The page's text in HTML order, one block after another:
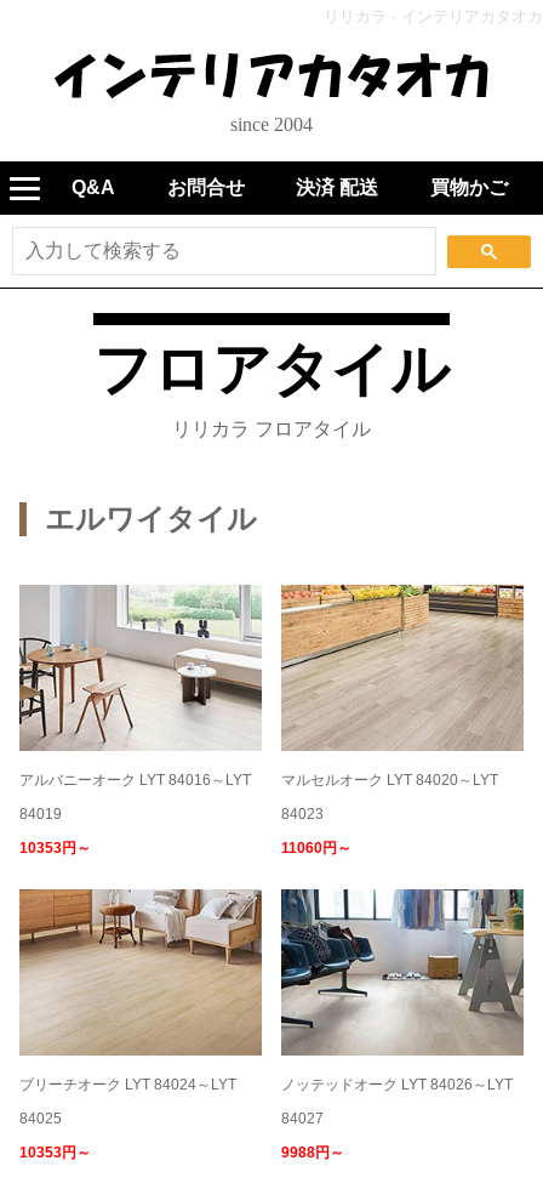
リリカラ - インテリアカタオカ
since 2004
フロアタイル
リリカラ フロアタイル
エルワイタイル
アルバニーオーク LYT 84016～LYT
84019
10353円～
マルセルオーク LYT 84020～LYT
84023
11060円～
ブリーチオーク LYT 84024～LYT
84025
10353円～
ノッテッドオーク LYT 84026～LYT
84027
9988円～
Q&A お問合せ 決済 配送 買物かご